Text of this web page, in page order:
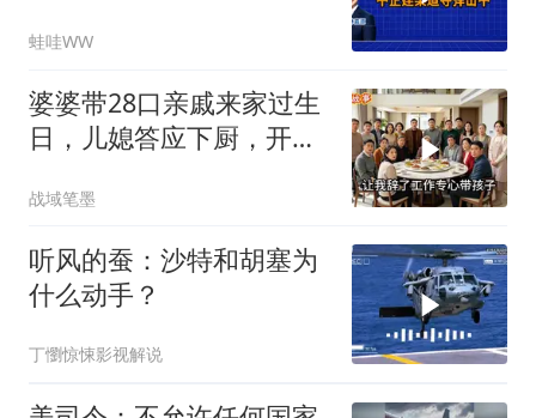
延廷｜辣晚报20260806
蛙哇WW
婆婆带28口亲戚来家过生
日，儿媳答应下厨，开饭
战域笔墨
听风的蚕：沙特和胡塞为
什么动手？
丁懰惊悚影视解说